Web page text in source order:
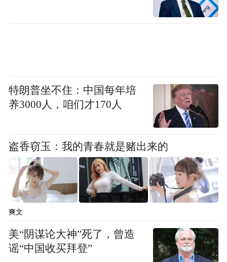
督，确保聘人时不会考虑多元、平等、包容
不过，其中一些说法似乎与卡普与宝维斯律
所发布的声明不一致，例如在卡普分享的协
报道分析认为，卡普决定屈服于特朗普，可
能是为了让律所免于客户和律师流失。该律
所去年的营收为26.3亿美元，其客户包括美
国石油巨头埃克森美孚和资产管理与托管银
行公司阿波罗全球管理等。
特朗普坐不住：中国每年培
养3000人，咱们才170人
盗香窃玉：我的青春就是赌出来的
爽文
美“阴谋论大神”死了，曾造
谣“中国收买拜登”